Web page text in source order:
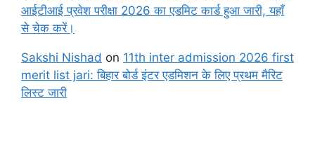
आईटीआई प्रवेश परीक्षा 2026 का एडमिट कार्ड हुआ जारी, यहाँ
से चेक करें।
Sakshi Nishad on 11th inter admission 2026 first
merit list jari: बिहार बोर्ड इंटर एडमिशन के लिए प्रथम मैरिट
लिस्ट जारी